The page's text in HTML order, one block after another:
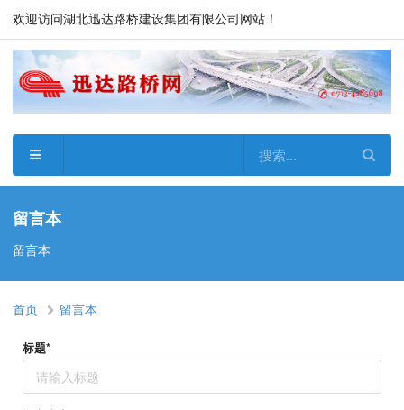
欢迎访问湖北迅达路桥建设集团有限公司网站！
留言本
留言本
首页 留言本
标题*